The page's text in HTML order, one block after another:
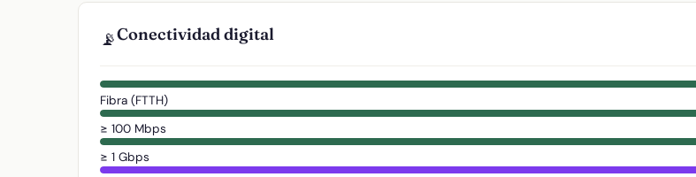
📡Conectividad digital
Fibra (FTTH)
≥ 100 Mbps
≥ 1 Gbps